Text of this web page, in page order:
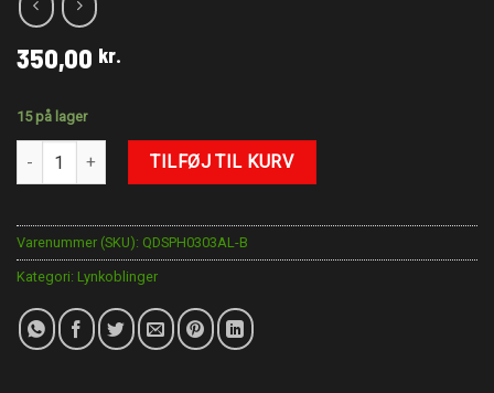
350,00 kr.
15 på lager
AN-3 Lynkobling antalTILFØJ TIL KURV
Varenummer (SKU): QDSPH0303AL-B
Kategori: Lynkoblinger